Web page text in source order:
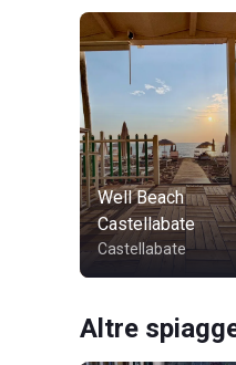
Well Beach
Castellabate
Castellabate
Altre